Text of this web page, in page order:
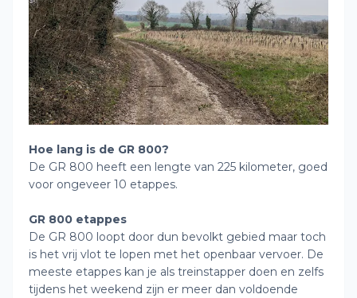
Hoe lang is de GR 800?
De GR 800 heeft een lengte van 225 kilometer, goed
voor ongeveer 10 etappes.
GR 800 etappes
De GR 800 loopt door dun bevolkt gebied maar toch
is het vrij vlot te lopen met het openbaar vervoer. De
meeste etappes kan je als treinstapper doen en zelfs
tijdens het weekend zijn er meer dan voldoende